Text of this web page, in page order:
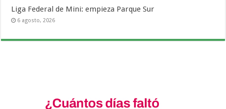
Liga Federal de Mini: empieza Parque Sur
6 agosto, 2026